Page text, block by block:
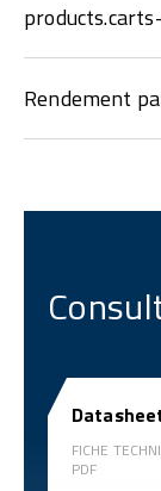
Rendement
FICHE
PDF